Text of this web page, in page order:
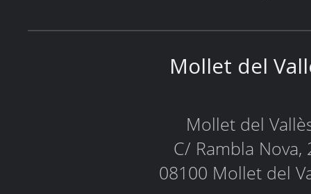
Mollet del
Mollet del
C/ Rambla Nova,
08100 Mollet del